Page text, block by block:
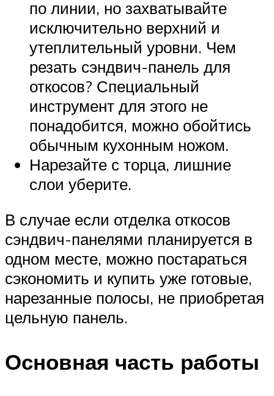
по линии, но захватывайте
исключительно верхний и
утеплительный уровни. Чем
резать сэндвич-панель для
откосов? Специальный
инструмент для этого не
понадобится, можно обойтись
обычным кухонным ножом.
Нарезайте с торца, лишние
слои уберите.
В случае если отделка откосов
сэндвич-панелями планируется в
одном месте, можно постараться
сэкономить и купить уже готовые,
нарезанные полосы, не приобретая
цельную панель.
Основная часть работы